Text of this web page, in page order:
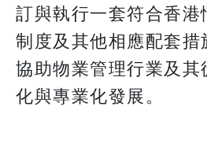
訂與執行一套符合香港
制度及其他相應配套措
協助物業管理行業及其
化與專業化發展。